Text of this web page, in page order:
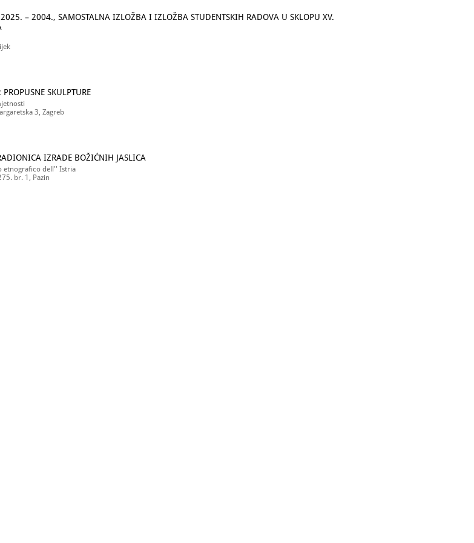
– 2004., SAMOSTALNA IZLOŽBA I IZLOŽBA STUDENTSKIH RADOVA U SKLOPU XV.
SKULPTURE
3, Zagreb
IZRADE BOŽIĆNIH JASLICA
etnografico dell'' Istria
br. 1, Pazin